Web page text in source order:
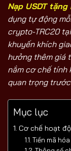
Nạp USDT
dụng tự động
crypto-TRC20
khuyến khích
hưởng thêm giá
nắm cơ chế tính
quan trọng
Mục lục
Cơ chế hoạt
Tiền mã